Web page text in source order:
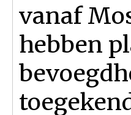
vanaf
hebben